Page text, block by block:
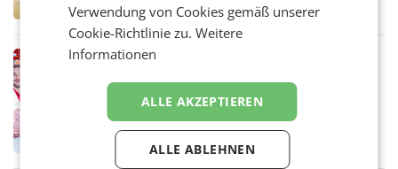
Handelskonzern Müller die Initiative
„Kreislauf-Helden“ in allen österreichischen
Müller-Filialen
RETAIL
Penny modernisiert zwei Filialen in
Ober- und Niederösterreich
WIENER NEUDORF. – Im Rahmen einer
laufenden Modernisierungsoffensive
erneuert Penny zwei Filialen in Nieder- und
Oberösterreich. Die beiden Standorte liegen
Verwendung von Cookies gemäß unserer
Cookie-Richtlinie zu.Weitere
Informationen
ALLE AKZEPTIEREN
ALLE ABLEHNEN